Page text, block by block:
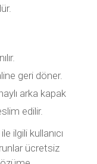
geri döner.
arka kapak
edilir.
ilgili kullanıcı
ücretsiz